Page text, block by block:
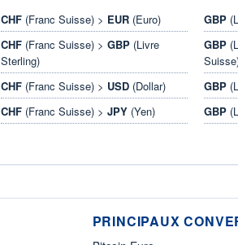
CHF(Franc Suisse) > EUR(Euro)
CHF(Franc Suisse) > GBP(Livre
Sterling)
CHF(Franc Suisse) > USD(Dollar)
CHF(Franc Suisse) > JPY(Yen)
GBP
GBP
GBP
GBP
PRINCIPAUX